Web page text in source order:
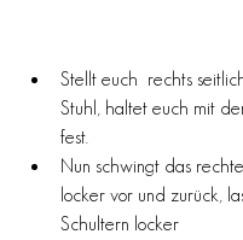
Stellt euch  rechts
Stuhl, haltet euch mit
fest.
Nun schwingt das
locker vor und zurück,
Schultern locker